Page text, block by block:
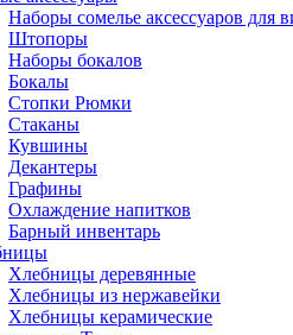
Наборы сомелье аксессуаров для
Штопоры
Наборы бокалов
Бокалы
Стопки Рюмки
Стаканы
Кувшины
Декантеры
Графины
Охлаждение напитков
Барный инвентарь
Хлебницы деревянные
Хлебницы из нержавейки
Хлебницы керамические